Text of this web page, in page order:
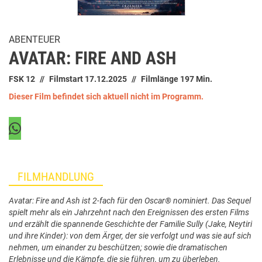
ABENTEUER
AVATAR: FIRE AND ASH
FSK 12 Filmstart 17.12.2025
Filmlänge 197 Min.
Dieser Film befindet sich aktuell nicht im Programm.
FILMHANDLUNG
Avatar: Fire and Ash ist 2-fach für den Oscar® nominiert. Das Sequel
spielt mehr als ein Jahrzehnt nach den Ereignissen des ersten Films
und erzählt die spannende Geschichte der Familie Sully (Jake, Neytiri
und ihre Kinder): von dem Ärger, der sie verfolgt und was sie auf sich
nehmen, um einander zu beschützen; sowie die dramatischen
Erlebnisse und die Kämpfe, die sie führen, um zu überleben.